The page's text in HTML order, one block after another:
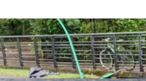
tapar el problema: